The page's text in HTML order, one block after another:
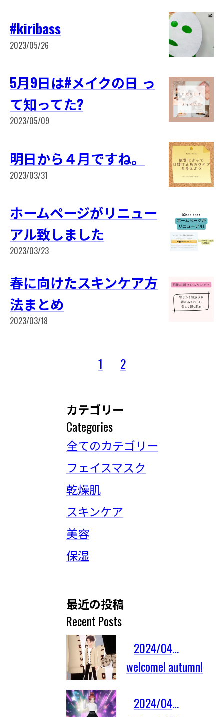
#kiribass
2023/05/26
5月9日は#メイクの日 っ
て知ってた?
2023/05/09
明日から４月ですね。
2023/03/31
ホームページがリニュー
アル致しました
2023/03/23
春に向けたスキンケア方
法まとめ
2023/03/18
1 2
カテゴリー
Categories
全てのカテゴリー
フェイスマスク
乾燥肌
スキンケア
美容
保湿
最近の投稿
Recent Posts
2024/04/03
welcome! autumn!
2024/04/03